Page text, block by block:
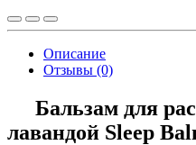
Описание
Отзывы (0)
Бальзам для
лавандой Sleep